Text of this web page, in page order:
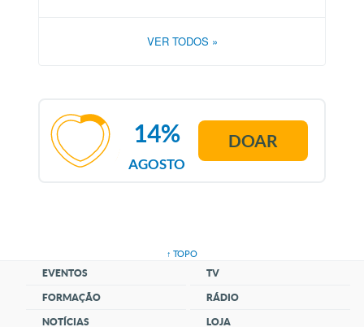
VER TODOS »
AGOSTO
14% DOAR
↑ TOPO
EVENTOS
FORMAÇÃO
NOTÍCIAS
TV
RÁDIO
LOJA